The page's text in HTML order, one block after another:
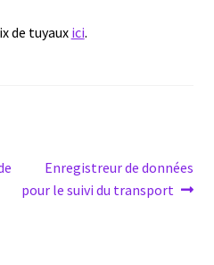
des balances
de tuyaux ici.
Article
suivant :
Enregistreur de données
pour le suivi du transport